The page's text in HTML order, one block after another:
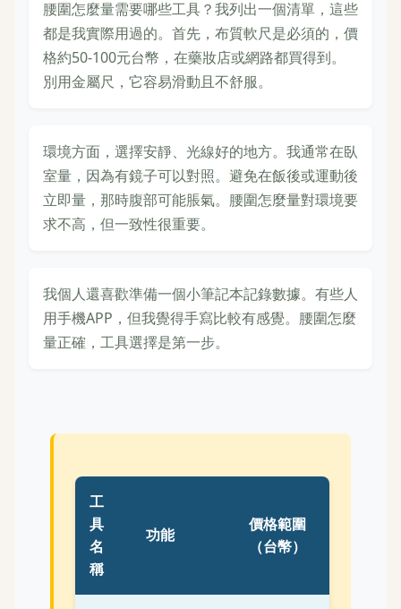
腰圍怎麼量需要哪些工具？我列出一個清單，這些
都是我實際用過的。首先，布質軟尺是必須的，價
格約50-100元台幣，在藥妝店或網路都買得到。
別用金屬尺，它容易滑動且不舒服。
環境方面，選擇安靜、光線好的地方。我通常在臥
室量，因為有鏡子可以對照。避免在飯後或運動後
立即量，那時腹部可能脹氣。腰圍怎麼量對環境要
求不高，但一致性很重要。
我個人還喜歡準備一個小筆記本記錄數據。有些人
用手機APP，但我覺得手寫比較有感覺。腰圍怎麼
量正確，工具選擇是第一步。
工
具
名
稱
功能
價格範圍
（台幣）